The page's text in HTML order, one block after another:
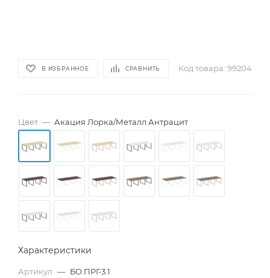
В ИЗБРАННОЕ СРАВНИТЬ Код товара: 99204
Цвет — Акация Лорка/Металл Антрацит
Характеристики
Артикул — БО.ПРГ-3.1